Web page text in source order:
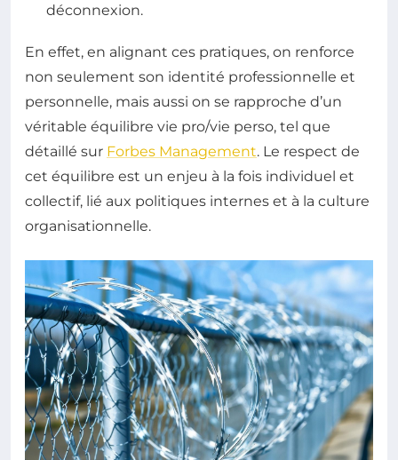
déconnexion.
En effet, en alignant ces pratiques, on renforce
non seulement son identité professionnelle et
personnelle, mais aussi on se rapproche d’un
véritable équilibre vie pro/vie perso, tel que
détaillé sur Forbes Management. Le respect de
cet équilibre est un enjeu à la fois individuel et
collectif, lié aux politiques internes et à la culture
organisationnelle.